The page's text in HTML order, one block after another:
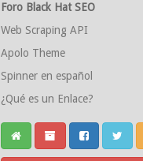
Foro Black Hat SEO
Web Scraping API
Apolo Theme
Spinner en español
¿Qué es un Enlace?